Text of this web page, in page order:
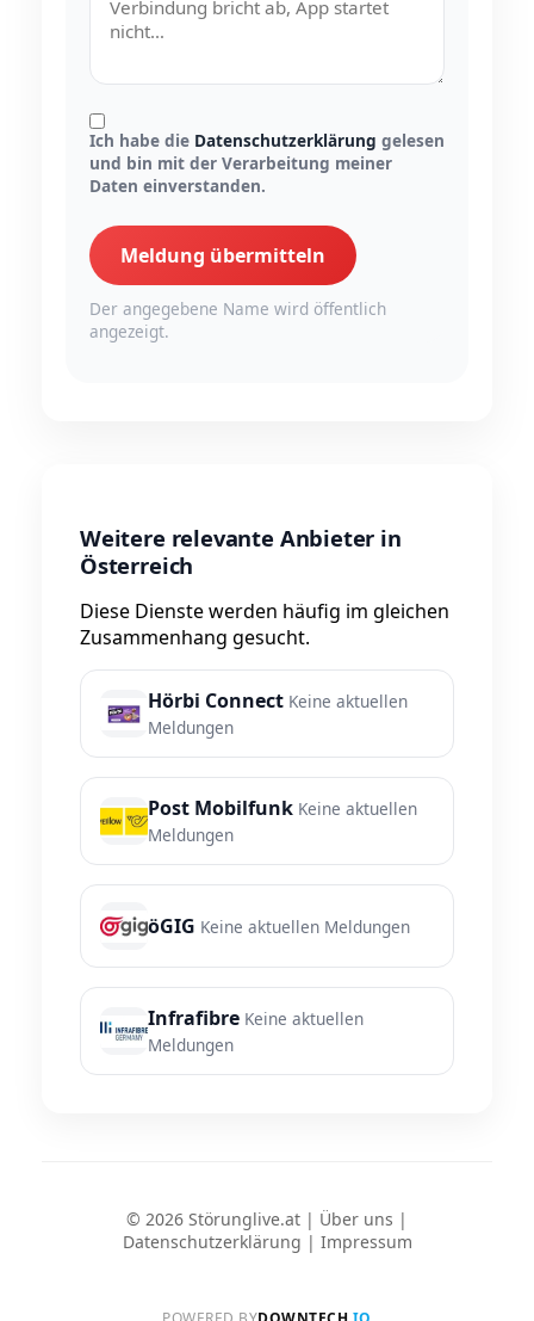
Ich habe die Datenschutzerklärung gelesen
und bin mit der Verarbeitung meiner
Daten einverstanden.
Meldung übermitteln
Der angegebene Name wird öffentlich
angezeigt.
Weitere relevante Anbieter in
Österreich
Diese Dienste werden häufig im gleichen
Zusammenhang gesucht.
Hörbi Connect Keine aktuellen
Meldungen
Post Mobilfunk Keine aktuellen
Meldungen
öGIG Keine aktuellen Meldungen
Infrafibre Keine aktuellen
Meldungen
© 2026 Störunglive.at | Über uns |
Datenschutzerklärung | Impressum